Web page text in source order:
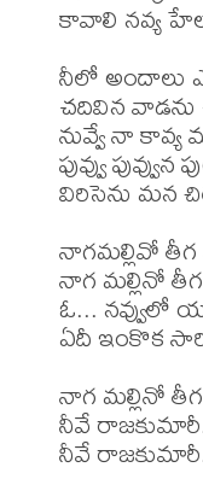
కావాలి నవ్య
నీలో అందాలు
చదివిన
నువ్వే నా
పువ్వు
విరిసెను మన
నాగమల్లివో
నాగ మల్లినో
ఓ... నవ్వులో
ఏదీ ఇంకొక
నాగ మల్లినో
నీవే
నీవే